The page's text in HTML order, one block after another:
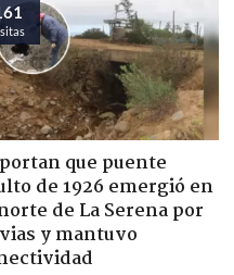
que puente
de 1926 emergió en
de La Serena por
y mantuvo